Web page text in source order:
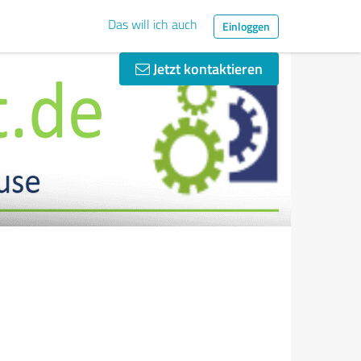
Das will ich auch Einloggen
Jetzt kontaktieren